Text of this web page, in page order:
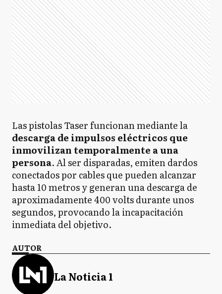
Las pistolas Taser funcionan mediante la
descarga de impulsos eléctricos que
inmovilizan temporalmente a una
persona. Al ser disparadas, emiten dardos
conectados por cables que pueden alcanzar
hasta 10 metros y generan una descarga de
aproximadamente 400 volts durante unos
segundos, provocando la incapacitación
inmediata del objetivo.
AUTOR
La Noticia 1